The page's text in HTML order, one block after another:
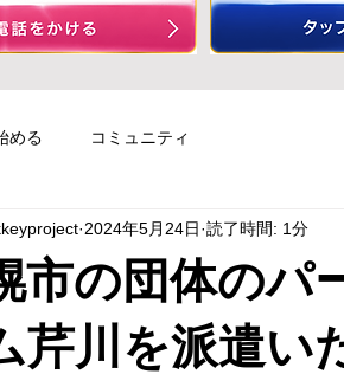
める コミュニティ
市の団体のパ
芹川を派遣い
2024年5月24日 読了時間: 1分